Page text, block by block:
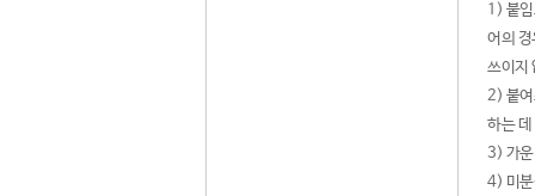
1) 붙
어의
쓰이지
2) 붙여
하는
3) 가운
4) 미분